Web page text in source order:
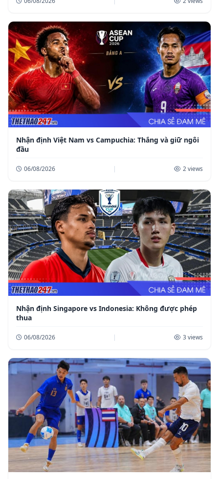
Nhận định Việt Nam vs Campuchia: Thắng và giữ ngôi
đầu
06/08/2026 | 2 views
Nhận định Singapore vs Indonesia: Không được phép
thua
06/08/2026 | 3 views